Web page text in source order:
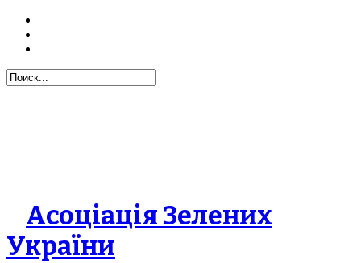
Асоціація Зелених
України